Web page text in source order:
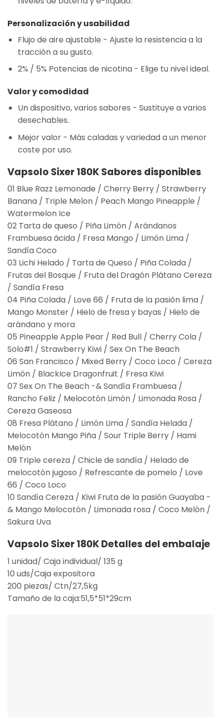
Personalización y usabilidad
Flujo de aire ajustable - Ajuste la resistencia a la
tracción a su gusto.
2% / 5% Potencias de nicotina- Elige tu nivel ideal.
Valor y comodidad
Un dispositivo, varios sabores - Sustituye a varios
desechables.
Mejor valor- Más caladas y variedad a un menor
coste por uso.
Vapsolo Sixer 180KSabores disponibles
01 Blue Razz Lemonade / Cherry Berry / Strawberry
Banana / Triple Melon / Peach Mango Pineapple /
Watermelon Ice
02 Tarta de queso / Piña Limón / Arándanos
Frambuesa ácida / Fresa Mango / Limón Lima /
Sandía Coco
03 Lichi Helado / Tarta de Queso / Piña Colada /
Frutas del Bosque / Fruta del Dragón Plátano Cereza
/ Sandía Fresa
04 Piña Colada / Love 66 / Fruta de la pasión lima /
Mango Monster / Hielo de fresa y bayas / Hielo de
arándano y mora
05 Pineapple Apple Pear / Red Bull / Cherry Cola /
Solo#1 / Strawberry Kiwi / Sex On The Beach
06 San Francisco / Mixed Berry / Coco Loco / Cereza
Limón / BlackIce Dragonfruit / Fresa Kiwi
07 Sex On The Beach -& Sandía Frambuesa /
Rancho Feliz / Melocotón Limón / Limonada Rosa /
Cereza Gaseosa
08 Fresa Plátano / Limón Lima / Sandía Helada /
Melocotón Mango Piña / Sour Triple Berry / Hami
Melón
09 Triple cereza / Chicle de sandía / Helado de
melocotón jugoso / Refrescante de pomelo / Love
66 / Coco Loco
10 Sandía Cereza / Kiwi Fruta de la pasión Guayaba -
& Mango Melocotón / Limonada rosa / Coco Melón /
Sakura Uva
Vapsolo Sixer 180KDetalles del embalaje
1 unidad/ Caja individual/ 135 g
10 uds/Caja expositora
200 piezas/ Ctn/27,5kg
Tamaño de la caja:51,5*51*29cm